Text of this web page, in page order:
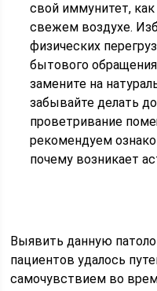
свой иммунитет,
свежем воздухе.
физических
бытового
замените на
забывайте делать
проветривание
рекомендуем
почему возникает
Выявить данную
пациентов удалось
самочувствием во